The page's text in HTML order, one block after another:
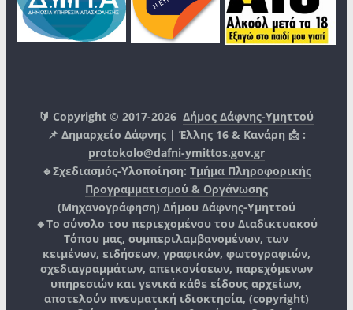
🔰 Copyright © 2017-2026Δήμος Δάφνης-Υμηττού
📌 Δημαρχείο Δάφνης | Έλλης 16 & Κανάρη 📩 :
protokolo@dafni-ymittos.gov.gr
🔹Σχεδιασμός-Υλοποίηση: Τμήμα Πληροφορικής
Προγραμματισμού & Οργάνωσης
(Μηχανογράφηση) Δήμου Δάφνης-Υμηττού
🔸Το σύνολο του περιεχομένου του Διαδικτυακού
Τόπου μας, συμπεριλαμβανομένων, των
κειμένων, ειδήσεων, γραφικών, φωτογραφιών,
σχεδιαγραμμάτων, απεικονίσεων, παρεχόμενων
υπηρεσιών και γενικά κάθε είδους αρχείων,
αποτελούν πνευματική ιδιοκτησία, (copyright)